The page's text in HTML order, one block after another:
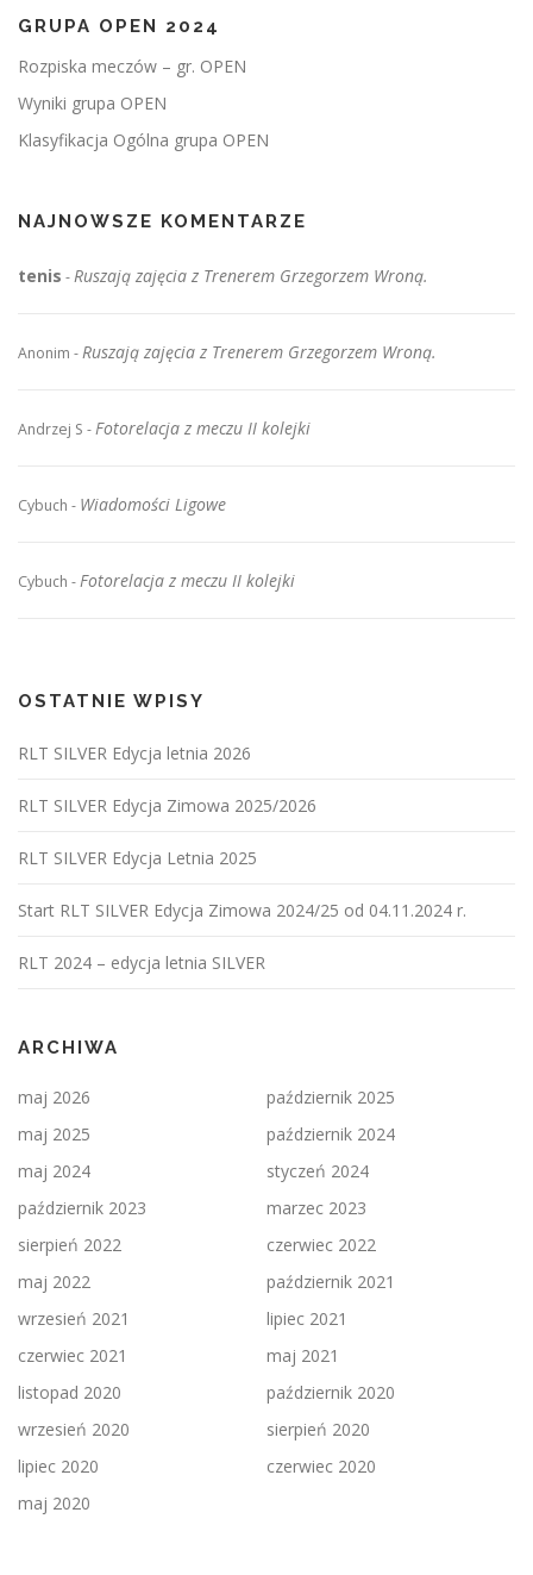
GRUPA OPEN 2024
Rozpiska meczów – gr. OPEN
Wyniki grupa OPEN
Klasyfikacja Ogólna grupa OPEN
NAJNOWSZE KOMENTARZE
tenis - Ruszają zajęcia z Trenerem Grzegorzem Wroną.
Anonim - Ruszają zajęcia z Trenerem Grzegorzem Wroną.
Andrzej S - Fotorelacja z meczu II kolejki
Cybuch - Wiadomości Ligowe
Cybuch - Fotorelacja z meczu II kolejki
OSTATNIE WPISY
RLT SILVER Edycja letnia 2026
RLT SILVER Edycja Zimowa 2025/2026
RLT SILVER Edycja Letnia 2025
Start RLT SILVER Edycja Zimowa 2024/25 od 04.11.2024 r.
RLT 2024 – edycja letnia SILVER
ARCHIWA
maj 2026
październik 2025
maj 2025
październik 2024
maj 2024
styczeń 2024
październik 2023
marzec 2023
sierpień 2022
czerwiec 2022
maj 2022
październik 2021
wrzesień 2021
lipiec 2021
czerwiec 2021
maj 2021
listopad 2020
październik 2020
wrzesień 2020
sierpień 2020
lipiec 2020
czerwiec 2020
maj 2020